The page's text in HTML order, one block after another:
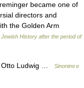
became one of
directors and
the Golden Arm
Jewish History after the period of
Otto Ludwig …
Sinonimi e